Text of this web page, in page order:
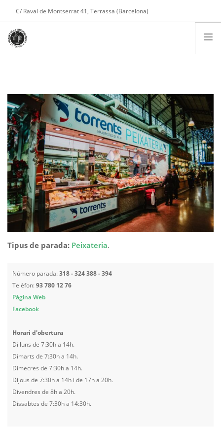
C/ Raval de Montserrat 41, Terrassa (Barcelona)
Tel. 608 975 004
SERVEIS
NOTÍCIES
CONTACTE
COMPRA ONLINE
CARRET DE LA COMPRA
Tipus de parada: Peixateria.
Número parada:318 - 324 388 - 394
Telèfon:93 780 12 76
Pàgina Web
Facebook
Horari d'obertura
Dilluns de 7:30h a 14h.
Dimarts de 7:30h a 14h.
Dimecres de 7:30h a 14h.
Dijous de 7:30h a 14h i de 17h a 20h.
Divendres de 8h a 20h.
Dissabtes de 7:30h a 14:30h.